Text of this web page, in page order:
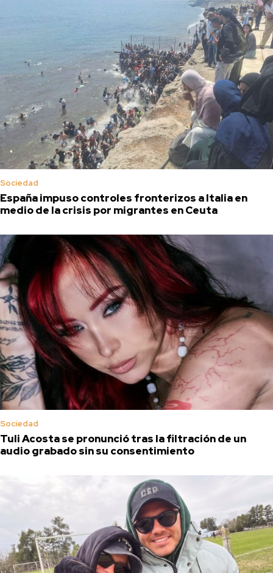
Sociedad
España impuso controles fronterizos a Italia en
medio de la crisis por migrantes en Ceuta
Sociedad
Tuli Acosta se pronunció tras la filtración de un
audio grabado sin su consentimiento